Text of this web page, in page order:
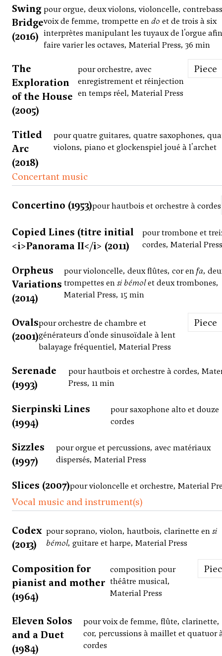
Swing
Bridge
(2016)
pour orgue, deux violons, violoncelle,
voix de femme, trompette endo et de trois à six
interprètes manipulant les tuyaux de l'orgue
faire varier les octaves, Material Press, 36 min
The
Exploration
of the House
(2005)
pour orchestre, avec
enregistrement et réinjection
en temps réel, Material Press
Piece
Titled
Arc
(2018)
pour quatre guitares, quatre saxophones,
violons, piano et glockenspiel joué à l'archet
Concertant music
Concertino (1953)pour hautbois et orchestre à cordes
Copied Lines (titre initial
<i>Panorama II</i> (2011)
pour trombone et
cordes, Material
Orpheus
Variations
(2014)
pour violoncelle, deux flûtes, cor enfa,
trompettes ensi bémolet deux trombones,
Material Press, 15 min
Ovals
(2001)
pour orchestre de chambre et
générateurs d'onde sinusoïdale à lent
balayage fréquentiel, Material Press
Piece
Serenade
(1993)
pour hautbois et orchestre à cordes,
Press, 11 min
Sierpinski Lines
(1994)
pour saxophone alto et douze
cordes
Sizzles
(1997)
pour orgue et percussions, avec matériaux
dispersés, Material Press
Slices (2007)pour violoncelle et orchestre, Material
Vocal music and instrument(s)
Codex
(2013)
pour soprano, violon, hautbois, clarinette ensi
bémol, guitare et harpe, Material Press
Composition for
pianist and mother
(1964)
composition pour
théâtre musical,
Material Press
Eleven Solos
and a Duet
(1984)
pour voix de femme, flûte, clarinette,
cor, percussions à maillet et quatuor
cordes